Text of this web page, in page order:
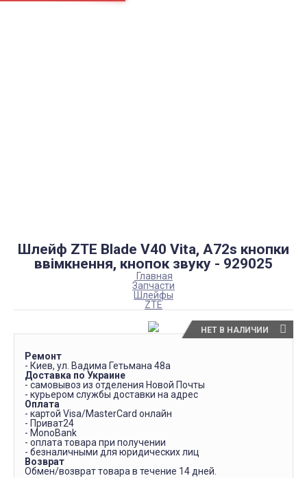
Шлейф ZTE Blade V40 Vita, A72s кнопки
ввімкнення, кнопок звуку - 929025
Главная
Запчасти
Шлейфы
ZTE
НЕТ В НАЛИЧИИ
Ремонт
- Киев, ул. Вадима Гетьмана 48а
Доставка по Украине
- самовывоз из отделения Новой Почты
- курьером службы доставки на адрес
Оплата
- картой Visa/MasterCard онлайн
- Приват24
- MonoBank
- оплата товара при получении
- безналичными для юридических лиц
Возврат
Обмен/возврат товара в течение 14 дней.